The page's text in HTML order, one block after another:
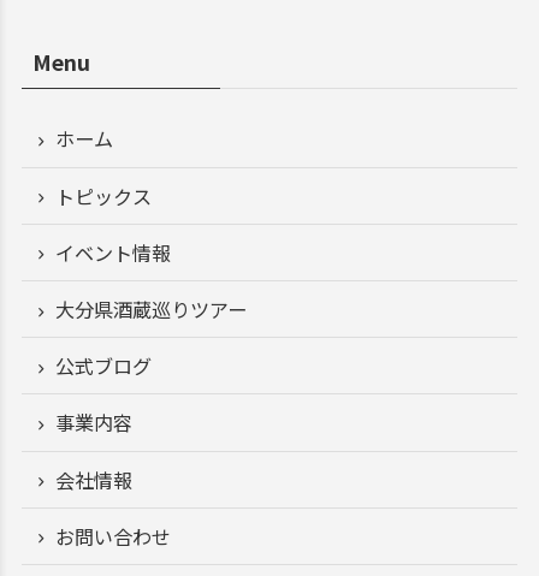
Menu
ホーム
トピックス
イベント情報
大分県酒蔵巡りツアー
公式ブログ
事業内容
会社情報
お問い合わせ